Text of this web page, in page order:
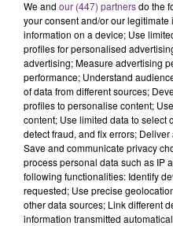
LA CENTRALE
TOUJOURS À
Cela fait déjà une
nucléaire ardennaise
justifiée par la
présente.
We and our (447) partnersdo the
your consent and/or our
information on a device; Use
profiles for personalised
advertising; Measure advertising
performance; Understand
of data from different sources;
profiles to personalise content;
content; Use limited data to select
detect fraud, and fix errors;
Save and communicate privacy
process personal data such as IP
following functionalities: Identify
requested; Use precise
other data sources; Link different
information transmitted